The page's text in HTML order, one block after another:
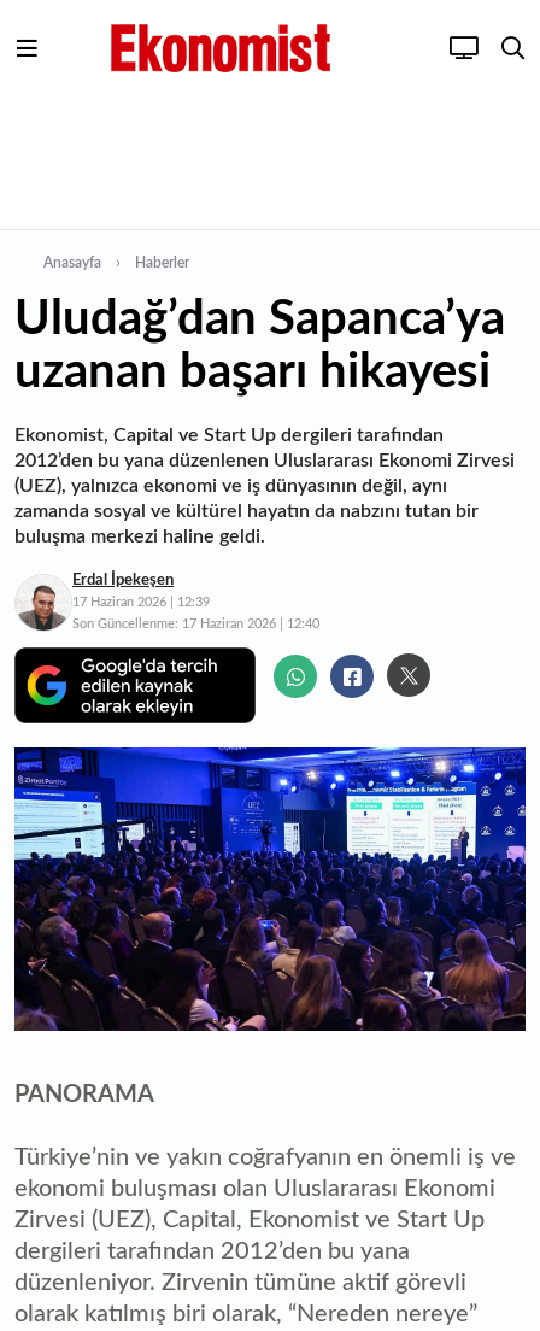
Anasayfa Haberler
Uludağ’dan Sapanca’ya
uzanan başarı hikayesi
Ekonomist, Capital ve Start Up dergileri tarafından
2012’den bu yana düzenlenen Uluslararası Ekonomi Zirvesi
(UEZ), yalnızca ekonomi ve iş dünyasının değil, aynı
zamanda sosyal ve kültürel hayatın da nabzını tutan bir
buluşma merkezi haline geldi.
Erdal İpekeşen
17 Haziran 2026 | 12:39
Son Güncellenme: 17 Haziran 2026 | 12:40
PANORAMA
Türkiye’nin ve yakın coğrafyanın en önemli iş ve
ekonomi buluşması olan Uluslararası Ekonomi
Zirvesi (UEZ), Capital, Ekonomist ve Start Up
dergileri tarafından 2012’den bu yana
düzenleniyor. Zirvenin tümüne aktif görevli
olarak katılmış biri olarak, “Nereden nereye”